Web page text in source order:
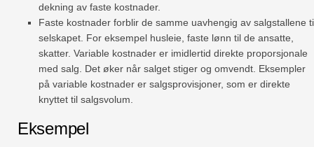
dekning av faste kostnader.
Faste kostnader forblir de samme uavhengig av salgstallene
selskapet. For eksempel husleie, faste lønn til de ansatte,
skatter. Variable kostnader er imidlertid direkte proporsjonale
med salg. Det øker når salget stiger og omvendt. Eksempler
på variable kostnader er salgsprovisjoner, som er direkte
knyttet til salgsvolum.
Eksempel